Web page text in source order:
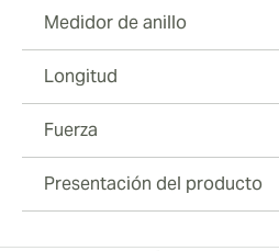
Medidor de anillo
Longitud
Fuerza
Presentación del producto